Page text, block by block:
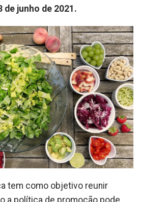
de junho de 2021.
tem como objetivo reunir
a política de promoção pode